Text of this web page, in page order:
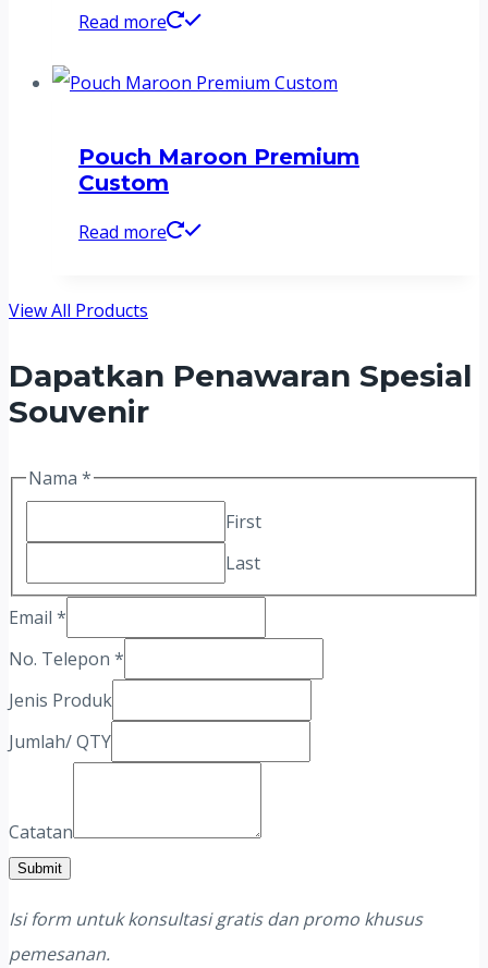
Read more
Pouch Maroon Premium
Custom
Read more
View All Products
Dapatkan Penawaran Spesial
Souvenir
Jumlah/
Telepon
Nama *
First
Last
Email *
No. Telepon *
Jenis Produk
Jumlah/ QTY
Catatan
Submit
Isi form untuk konsultasi gratis dan promo khusus
pemesanan.